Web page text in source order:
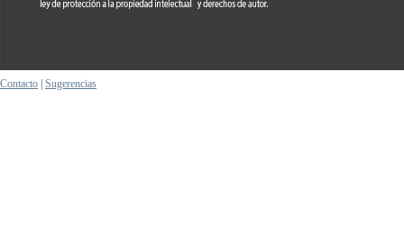
Contacto Sugerencias